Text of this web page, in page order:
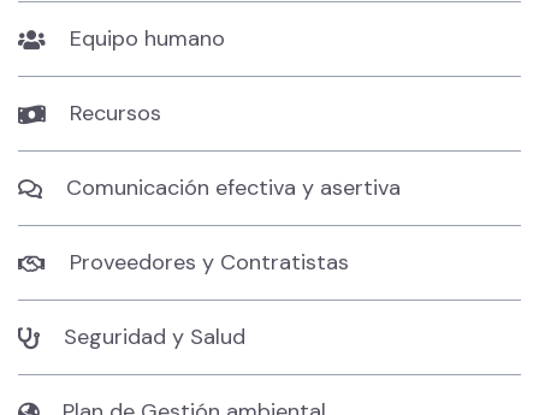
Equipo humano
Recursos
Comunicación efectiva y asertiva
Proveedores y Contratistas
Seguridad y Salud